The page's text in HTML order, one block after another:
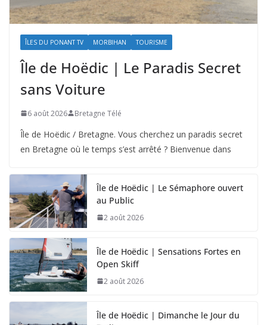
ÎLES DU PONANT TV MORBIHAN TOURISME
Île de Hoëdic | Le Paradis Secret
sans Voiture
6 août 2026 Bretagne Télé
Île de Hoëdic / Bretagne. Vous cherchez un paradis secret
en Bretagne où le temps s’est arrêté ? Bienvenue dans
Île de Hoëdic | Le Sémaphore ouvert
au Public
2 août 2026
Île de Hoëdic | Sensations Fortes en
Open Skiff
2 août 2026
Île de Hoëdic | Dimanche le Jour du